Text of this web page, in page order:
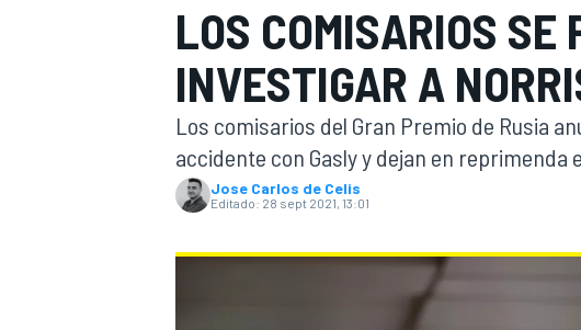
LOS COMISARIOS
INVESTIGAR A
Los comisarios del Gran Premio de Rusia
accidente con Gasly y dejan en reprimenda
Jose Carlos de Celis
Editado: 28 sept 2021, 13:01